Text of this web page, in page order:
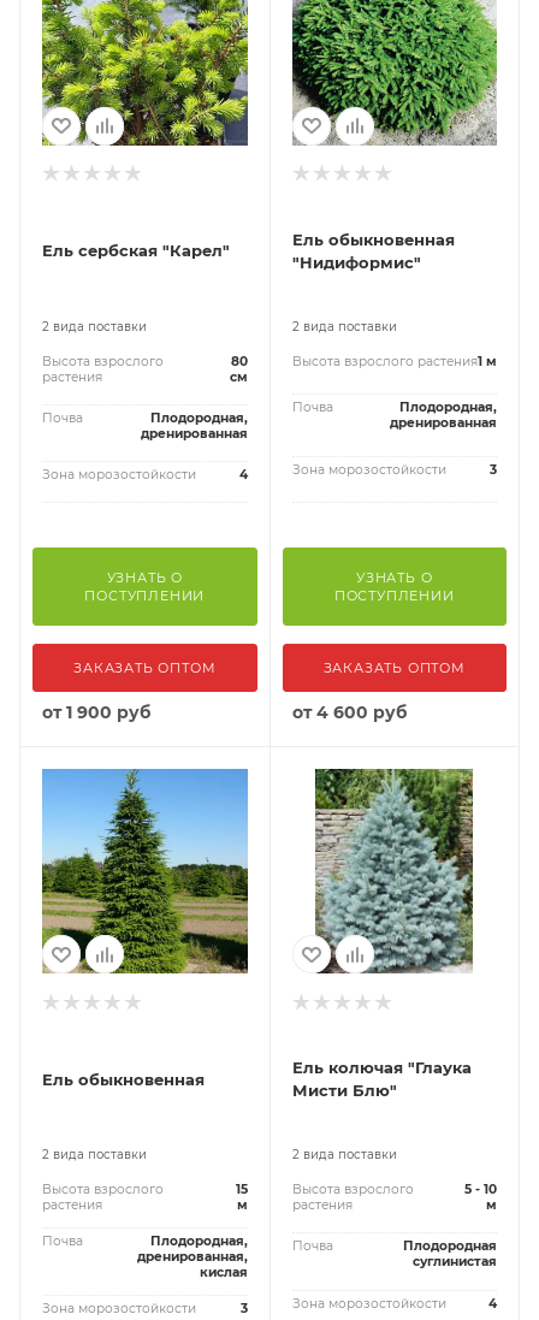
Ель сербская "Карел"
2 вида поставки
Высота взрослого
растения
80
см
Почва
Плодородная,
дренированная
Зона морозостойкости 4
УЗНАТЬ О
ПОСТУПЛЕНИИ
ЗАКАЗАТЬ ОПТОМ
от1 900 руб
Ель обыкновенная
"Нидиформис"
2 вида поставки
Высота взрослого растения1 м
Почва
Плодородная,
дренированная
Зона морозостойкости 3
УЗНАТЬ О
ПОСТУПЛЕНИИ
ЗАКАЗАТЬ ОПТОМ
от4 600 руб
Ель обыкновенная
2 вида поставки
Высота взрослого
растения
15
м
Почва
Плодородная,
дренированная,
кислая
Зона морозостойкости 3
Ель колючая "Глаука
Мисти Блю"
2 вида поставки
Высота взрослого
растения
5 - 10
м
Почва
Плодородная
суглинистая
Зона морозостойкости 4